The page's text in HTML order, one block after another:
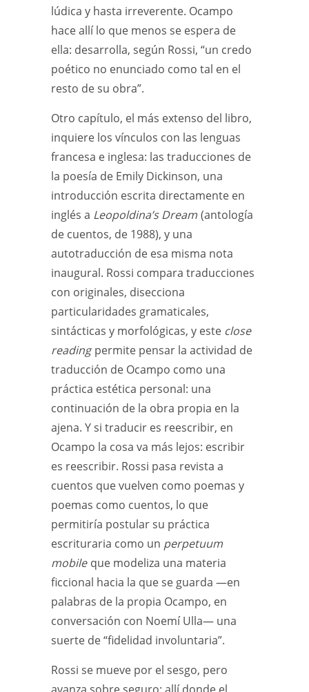
lúdica y hasta irreverente. Ocampo
hace allí lo que menos se espera de
ella: desarrolla, según Rossi, “un credo
poético no enunciado como tal en el
resto de su obra”.
Otro capítulo, el más extenso del libro,
inquiere los vínculos con las lenguas
francesa e inglesa: las traducciones de
la poesía de Emily Dickinson, una
introducción escrita directamente en
inglés a Leopoldina’s Dream (antología
de cuentos, de 1988), y una
autotraducción de esa misma nota
inaugural. Rossi compara traducciones
con originales, disecciona
particularidades gramaticales,
sintácticas y morfológicas, y este close
readingpermite pensar la actividad de
traducción de Ocampo como una
práctica estética personal: una
continuación de la obra propia en la
ajena. Y si traducir es reescribir, en
Ocampo la cosa va más lejos: escribir
es reescribir. Rossi pasa revista a
cuentos que vuelven como poemas y
poemas como cuentos, lo que
permitiría postular su práctica
escrituraria como un perpetuum
mobile que modeliza una materia
ficcional hacia la que se guarda —en
palabras de la propia Ocampo, en
conversación con Noemí Ulla— una
suerte de “fidelidad involuntaria”.
Rossi se mueve por el sesgo, pero